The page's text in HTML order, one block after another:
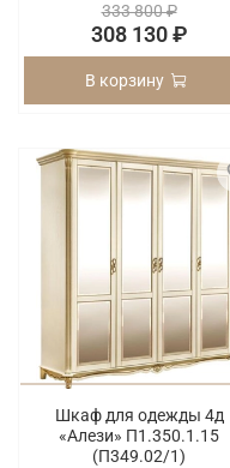
333 800 ₽
308 130 ₽
В корзину
Шкаф для одежды 4д
«Алези» П1.350.1.15
(П349.02/1)